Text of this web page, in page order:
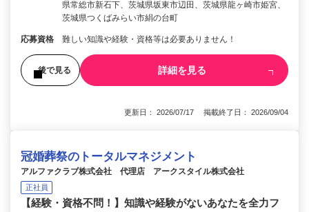
県常総市新石下、茨城県坂東市辺田、茨城県龍ヶ崎市姫宮、
茨城県つくばみらい市絹の台町
応募資格 難しい知識や経験・資格等は必要ありません！
後で見る 詳細を見る
更新日： 2026/07/17 掲載終了日： 2026/09/04
冠婚葬祭のトータルマネジメント
アルファクラブ株式会社 代理店 アークスタイル株式会社
正社員
【経験・資格不問！】知識や経験がないあなたを全力フ